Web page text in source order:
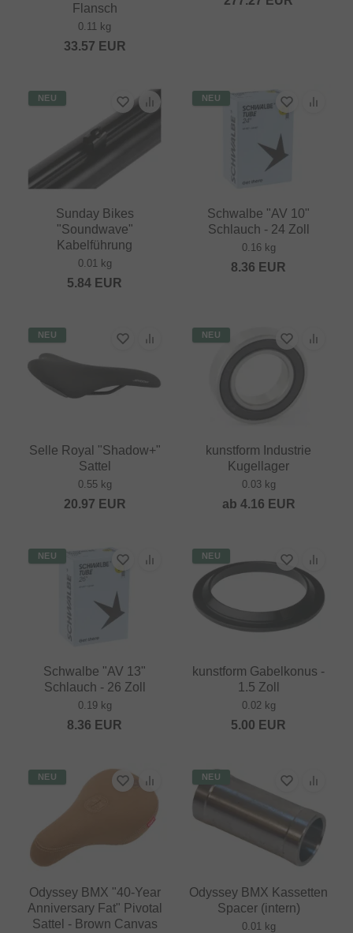
Flansch
0.11 kg
33.57 EUR
NEU
Sunday Bikes
"Soundwave"
Kabelführung
0.01 kg
5.84 EUR
NEU
Schwalbe "AV 10"
Schlauch - 24 Zoll
0.16 kg
8.36 EUR
NEU
Selle Royal "Shadow+"
Sattel
0.55 kg
20.97 EUR
NEU
kunstform Industrie
Kugellager
0.03 kg
ab 4.16 EUR
NEU
Schwalbe "AV 13"
Schlauch - 26 Zoll
0.19 kg
8.36 EUR
NEU
kunstform Gabelkonus -
1.5 Zoll
0.02 kg
5.00 EUR
NEU
Odyssey BMX "40-Year
Anniversary Fat" Pivotal
Sattel - Brown Canvas
NEU
Odyssey BMX Kassetten
Spacer (intern)
0.01 kg